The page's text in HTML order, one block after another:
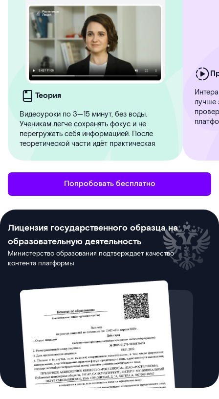
Теория
Видеоуроки по 3—15 минут, без воды.
Ученикам легче сохранять фокус и не
перегружать себя информацией. После
теоретической части идёт практическая
лучше
Попробовать бесплатно
Лицензия государственного образца на
образовательную деятельность
Министерство образования подтверждает качество
контента платформы